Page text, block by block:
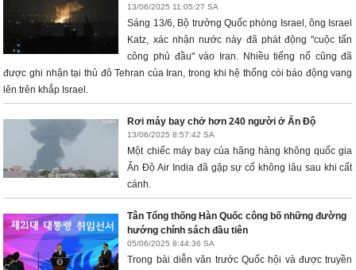
13/06/2025 11:05:27 SA
Sáng 13/6, Bộ trưởng Quốc phòng Israel, ông Israel
Katz, xác nhận nước này đã phát động "cuộc tấn
công phủ đầu" vào Iran. Nhiều tiếng nổ cũng đã
được ghi nhận tại thủ đô Tehran của Iran, trong khi hệ thống còi báo động vang
lên trên khắp Israel.
Rơi máy bay chở hơn 240 người ở Ấn Độ
13/06/2025 8:57:42 SA
Một chiếc máy bay của hãng hàng không quốc gia
Ấn Độ Air India đã gặp sự cố không lâu sau khi cất
cánh.
Tân Tổng thống Hàn Quốc công bố những đường
hướng chính sách đầu tiên
05/06/2025 8:44:36 SA
Trong bài diễn văn trước Quốc hội và được truyền